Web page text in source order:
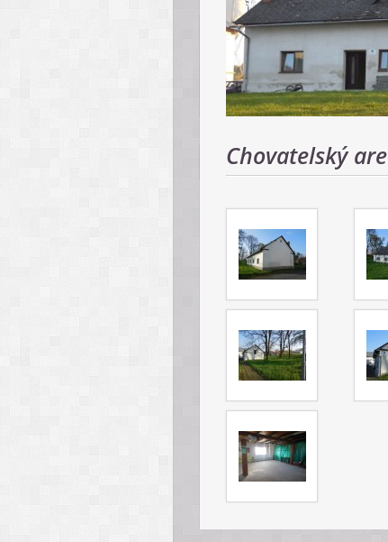
Chovatelský